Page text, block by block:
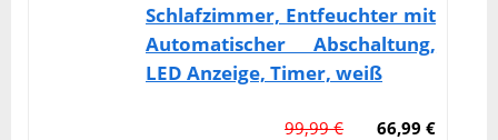
Schlafzimmer, Entfeuchter mit
Automatischer Abschaltung,
LED Anzeige, Timer, weiß
66,99 €
99,99 €